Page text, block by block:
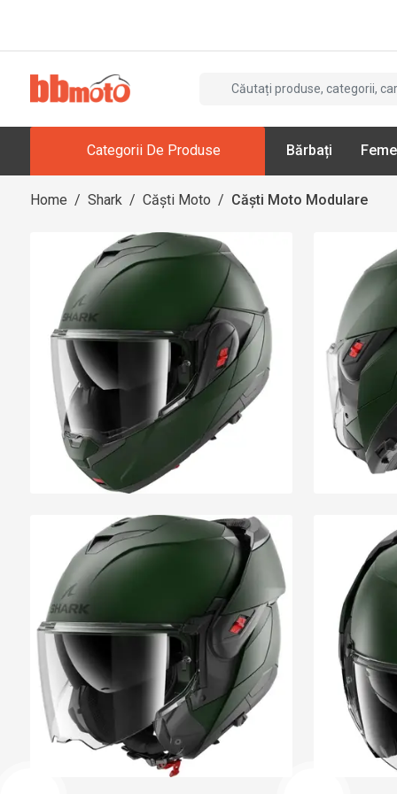
Categorii De Produse Bărbați
Home / Shark / Căști Moto / Căști Moto Modulare